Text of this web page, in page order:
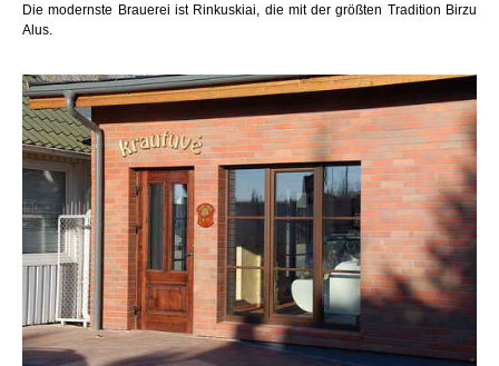
Die modernste Brauerei ist Rinkuskiai, die mit der größten Tradition Birzu
Alus.